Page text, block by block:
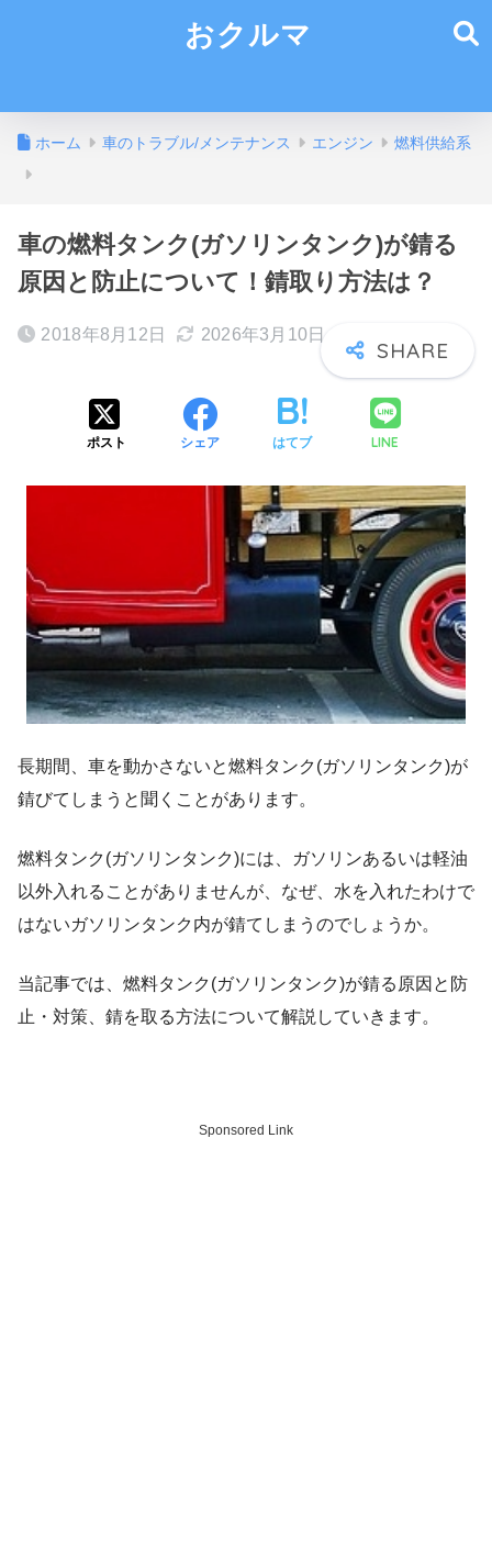
おクルマ
ホーム 車のトラブル/メンテナンス エンジン 燃料供給系
車の燃料タンク(ガソリンタンク)が錆る
原因と防止について！錆取り方法は？
2018年8月12日 2026年3月10日
ポスト シェア はてブ LINE
長期間、車を動かさないと燃料タンク(ガソリンタンク)が
錆びてしまうと聞くことがあります。
燃料タンク(ガソリンタンク)には、ガソリンあるいは軽油
以外入れることがありませんが、なぜ、水を入れたわけで
はないガソリンタンク内が錆てしまうのでしょうか。
当記事では、燃料タンク(ガソリンタンク)が錆る原因と防
止・対策、錆を取る方法について解説していきます。
Sponsored Link